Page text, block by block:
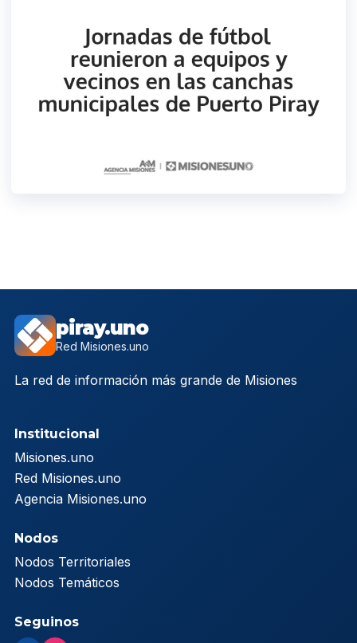
piray.uno
Red Misiones.uno
La red de información más grande de Misiones
Institucional
Misiones.uno
Red Misiones.uno
Agencia Misiones.uno
Nodos
Nodos Territoriales
Nodos Temáticos
Seguinos